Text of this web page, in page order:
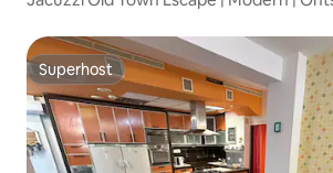
Superhost
Superhost